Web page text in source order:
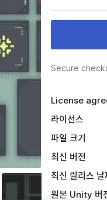
Secure
License
라이선스
파일 크기
최신 버전
최신 릴리스 날
원본 Unity 버